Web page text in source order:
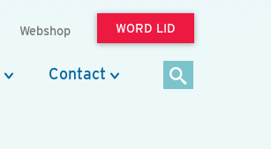
Webshop WORD LID
Contact